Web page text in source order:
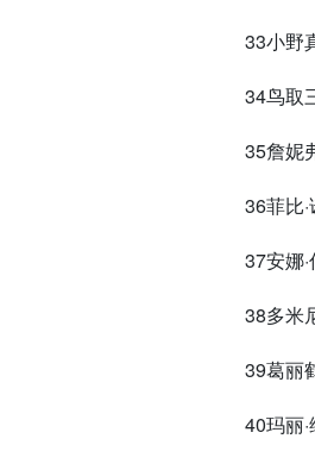
33小野
34鸟取
35詹妮
36菲比
37安娜
38多米
39葛丽
40玛丽